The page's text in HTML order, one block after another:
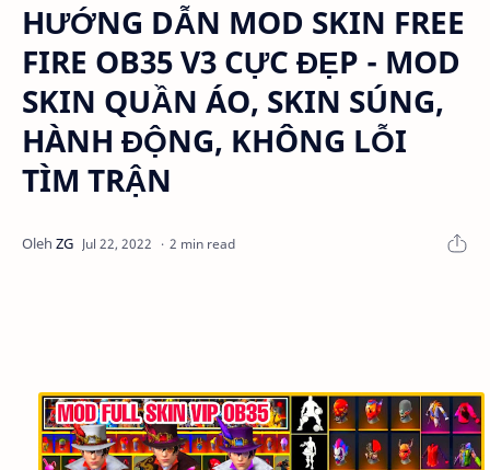
HƯỚNG DẪN MOD SKIN FREE
FIRE OB35 V3 CỰC ĐẸP - MOD
SKIN QUẦN ÁO, SKIN SÚNG,
HÀNH ĐỘNG, KHÔNG LỖI
TÌM TRẬN
2 min read